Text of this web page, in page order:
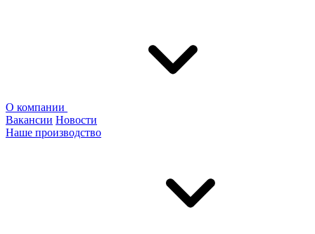
О компании
Вакансии Новости
Наше производство